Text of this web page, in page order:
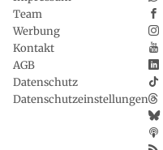
Team
Werbung
Kontakt
AGB
Datenschutz
Datenschutzeinstellungen